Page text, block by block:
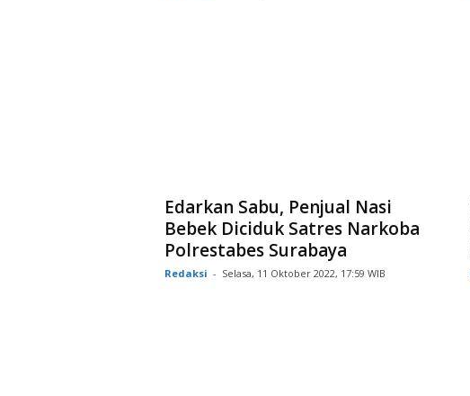
Edarkan Sabu, Penjual Nasi
Bebek Diciduk Satres Narkoba
Polrestabes Surabaya
Redaksi - Selasa, 11 Oktober 2022, 17:59 WIB